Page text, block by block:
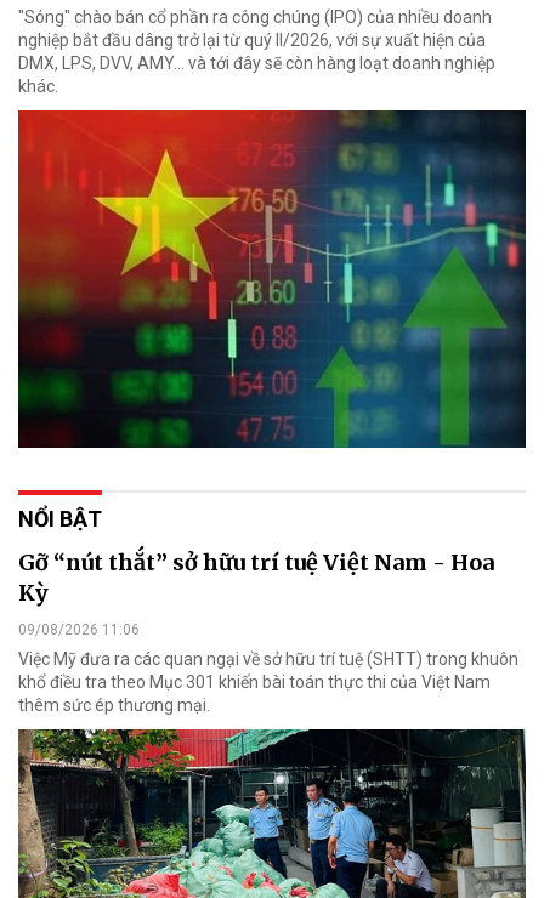
"Sóng" chào bán cổ phần ra công chúng (IPO) của nhiều doanh
nghiệp bắt đầu dâng trở lại từ quý II/2026, với sự xuất hiện của
DMX, LPS, DVV, AMY... và tới đây sẽ còn hàng loạt doanh nghiệp
khác.
NỔI BẬT
Gỡ “nút thắt” sở hữu trí tuệ Việt Nam - Hoa
Kỳ
09/08/2026 11:06
Việc Mỹ đưa ra các quan ngại về sở hữu trí tuệ (SHTT) trong khuôn
khổ điều tra theo Mục 301 khiến bài toán thực thi của Việt Nam
thêm sức ép thương mại.